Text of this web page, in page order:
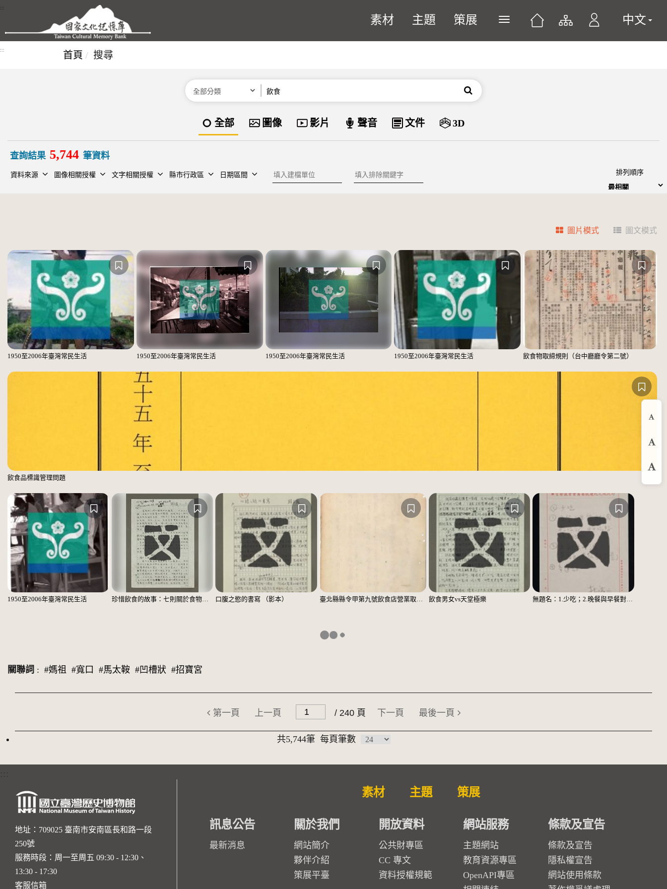
跳到主要內容區塊
:::
素材 主題 策展 展開或關閉主選單 中文
::: 首頁 搜尋
分類 搜尋
資料類型
全部 圖像 影片 聲音 文件 3D
查詢結果 5,744 筆資料
資料來源 圖像相關授權 文字相關授權 縣市行政區 日期區間 建檔單位 排除關鍵字 排列順序
圖片模式 圖文模式
1950至2006年臺灣常民生活 1950至2006年臺灣常民生活 1950至2006年臺灣常民生活 1950至2006年臺灣常民生活 飲食物取締規則（台中廳廳令第二號）
飲食品標識管理問題
1950至2006年臺灣常民生活 珍惜飲食的故事：七則關於食物的個人、家庭、家族、社會、國族記憶 口腹之慾的書寫 （影本） 臺北縣縣令甲第九號飲食店營業取締規則 飲食男女vs天堂極樂 無題名：1.少吃；2.晚餐與早餐對調……；3.主副食對調……；4.多運動
關聯詞 : #媽祖 #寬口 #馬太鞍 #凹槽狀 #招寶宮
第一頁 上一頁 / 240 頁 下一頁 最後一頁
共5,744筆 每頁筆數
放
:::
地址：709025 臺南市安南區長和路一段
250號
服務時段：周一至周五 09:30 - 12:30、
13:30 - 17:30
客服信箱
素材 主題 策展
訊息公告
最新消息
關於我們
網站簡介
夥伴介紹
策展平臺
開放資料
公共財專區
CC 專文
資料授權規範
網站服務
主題網站
教育資源專區
OpenAPI專區
條款及宣告
條款及宣告
隱私權宣告
網站使用條款